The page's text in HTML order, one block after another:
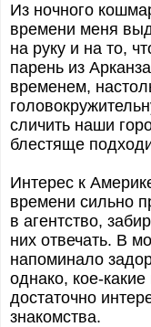
Из ночного
времени меня
на руку и на то,
парень из
временем,
сличить наши
блестяще
Интерес к
времени сильно
в агентство,
них отвечать. В
напоминало
однако, кое-
достаточно
знакомства.